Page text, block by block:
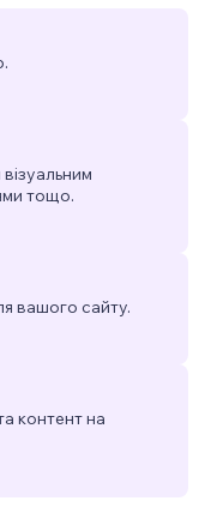
тощо.
вашого сайту.
контент на